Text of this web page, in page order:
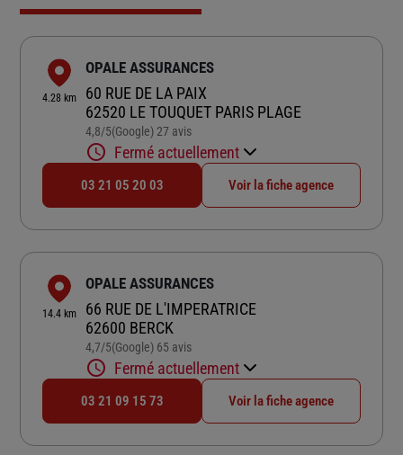
4.28 km
OPALE ASSURANCES
60 RUE DE LA PAIX
62520 LE TOUQUET PARIS PLAGE
4,8/5Note de 4.8 sur 5
(Google) 27 avis
Fermé actuellement
03 21 05 20 03 Voir la fiche agence
14.4 km
OPALE ASSURANCES
66 RUE DE L'IMPERATRICE
62600 BERCK
4,7/5Note de 4.7 sur 5
(Google) 65 avis
Fermé actuellement
03 21 09 15 73 Voir la fiche agence